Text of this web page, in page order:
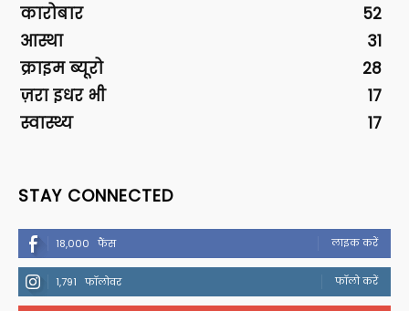
कारोबार
52
आस्था
31
क्राइम ब्यूरो
28
ज़रा इधर भी
17
स्वास्थ्य
17
STAY CONNECTED
18,000 फैंस लाइक करें
1,791 फॉलोवर फॉलो करें